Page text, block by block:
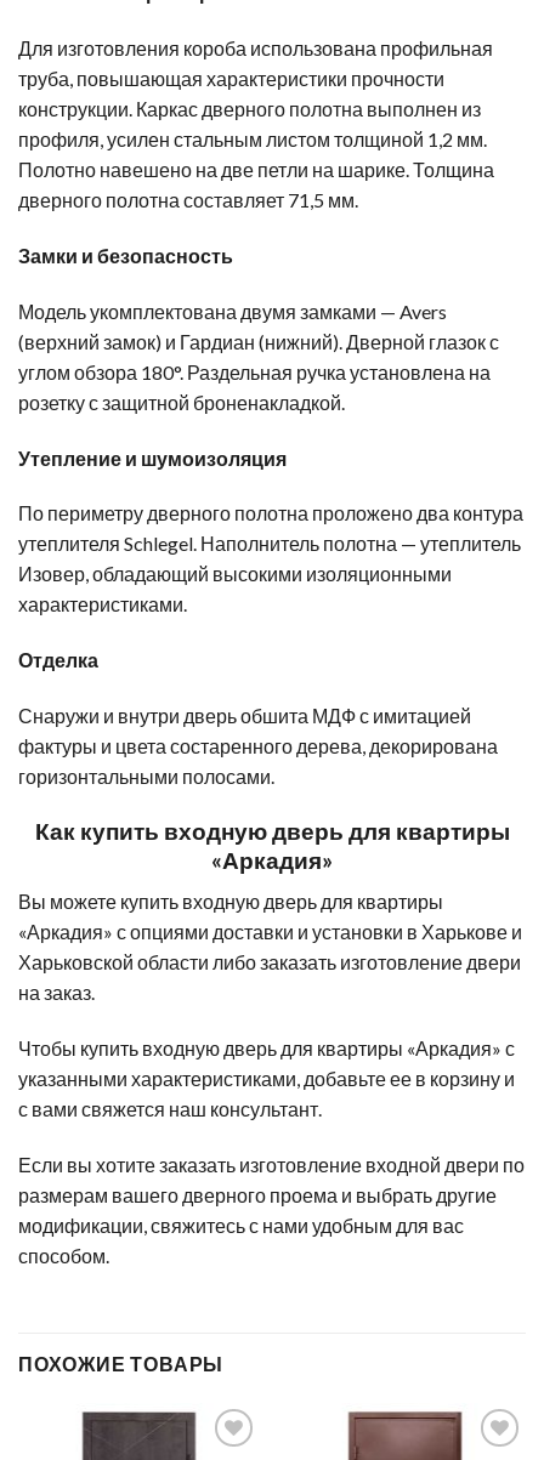
Для изготовления короба использована профильная
труба, повышающая характеристики прочности
конструкции. Каркас дверного полотна выполнен из
профиля, усилен стальным листом толщиной 1,2 мм.
Полотно навешено на две петли на шарике. Толщина
дверного полотна составляет 71,5 мм.
Замки и безопасность
Модель укомплектована двумя замками — Avers
(верхний замок) и Гардиан (нижний). Дверной глазок с
углом обзора 180°. Раздельная ручка установлена на
розетку с защитной броненакладкой.
Утепление и шумоизоляция
По периметру дверного полотна проложено два контура
утеплителя Schlegel. Наполнитель полотна — утеплитель
Изовер, обладающий высокими изоляционными
характеристиками.
Отделка
Снаружи и внутри дверь обшита МДФ с имитацией
фактуры и цвета состаренного дерева, декорирована
горизонтальными полосами.
Как купить входную дверь для квартиры
«Аркадия»
Вы можете купить входную дверь для квартиры
«Аркадия» с опциями доставки и установки в Харькове и
Харьковской области либо заказать изготовление двери
на заказ.
Чтобы купить входную дверь для квартиры «Аркадия» с
указанными характеристиками, добавьте ее в корзину и
с вами свяжется наш консультант.
Если вы хотите заказать изготовление входной двери по
размерам вашего дверного проема и выбрать другие
модификации, свяжитесь с нами удобным для вас
способом.
ПОХОЖИЕ ТОВАРЫ